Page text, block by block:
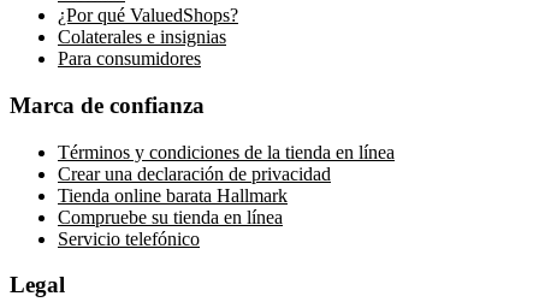
¿Por qué ValuedShops?
Colaterales e insignias
Para consumidores
Marca de confianza
Términos y condiciones de la tienda en línea
Crear una declaración de privacidad
Tienda online barata Hallmark
Compruebe su tienda en línea
Servicio telefónico
Legal